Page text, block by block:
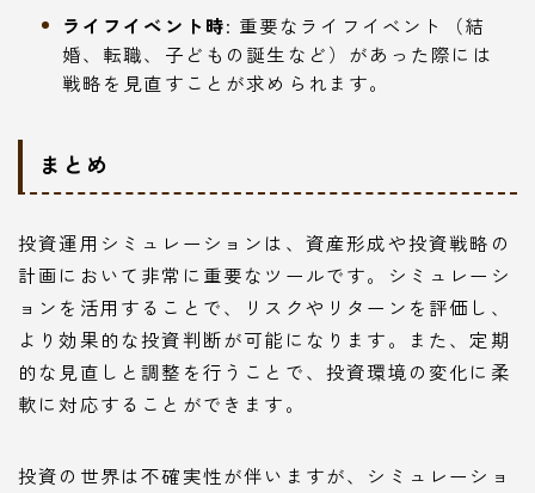
ライフイベント時: 重要なライフイベント（結
婚、転職、子どもの誕生など）があった際には
戦略を見直すことが求められます。
まとめ
投資運用シミュレーションは、資産形成や投資戦略の
計画において非常に重要なツールです。シミュレーシ
ョンを活用することで、リスクやリターンを評価し、
より効果的な投資判断が可能になります。また、定期
的な見直しと調整を行うことで、投資環境の変化に柔
軟に対応することができます。
投資の世界は不確実性が伴いますが、シミュレーショ